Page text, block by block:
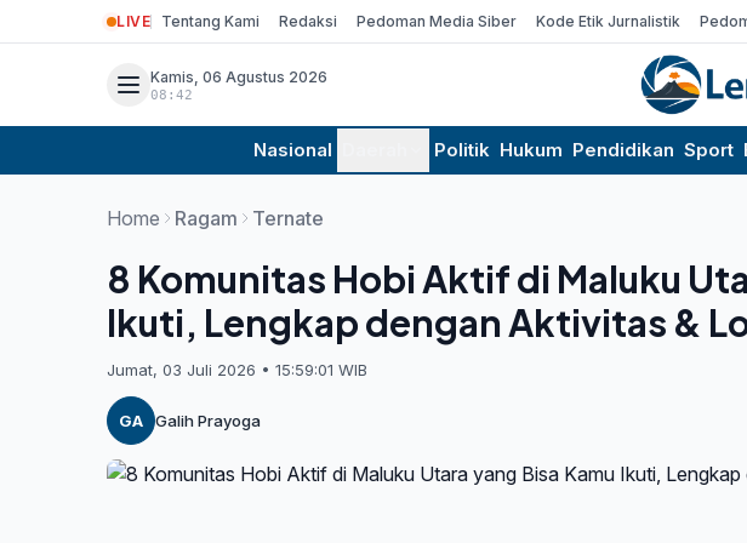
LIVE Tentang Kami Redaksi Pedoman Media Siber Kode Etik Jurnalistik
Kamis, 06 Agustus 2026
08:42
Nasional Politik Hukum Pendidikan Sport
Home Ragam Ternate
8 Komunitas Hobi Aktif di Maluku
Ikuti, Lengkap dengan Aktivitas &
Jumat, 03 Juli 2026 • 15:59:01 WIB
GA Galih Prayoga